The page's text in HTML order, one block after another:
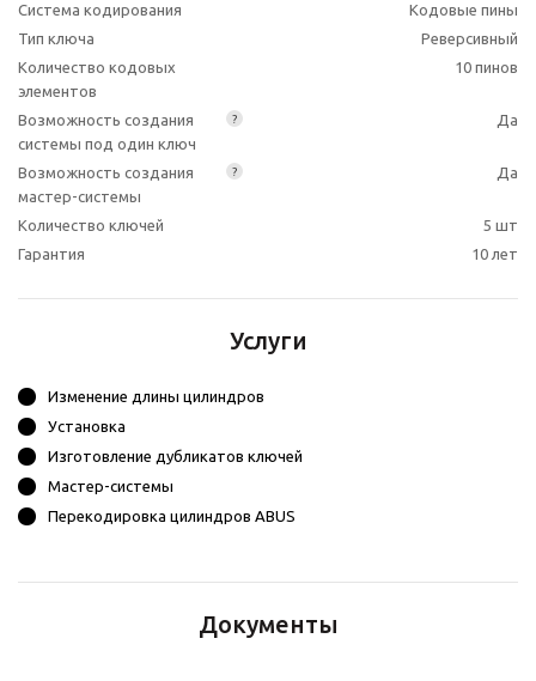
Система кодирования
Кодовые пины
Тип ключа
Реверсивный
Количество кодовых
элементов
10 пинов
?
Возможность создания
системы под один ключ
Да
?
Возможность создания
мастер-системы
Да
Количество ключей
5 шт
Гарантия
10 лет
Услуги
Изменение длины цилиндров
Установка
Изготовление дубликатов ключей
Мастер-системы
Перекодировка цилиндров ABUS
Документы